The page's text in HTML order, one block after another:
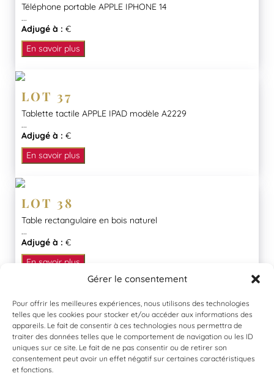
Gérer le consentement
Pour offrir les meilleures expériences, nous utilisons des technologies
telles que les cookies pour stocker et/ou accéder aux informations des
appareils. Le fait de consentir à ces technologies nous permettra de
traiter des données telles que le comportement de navigation ou les ID
uniques sur ce site. Le fait de ne pas consentir ou de retirer son
consentement peut avoir un effet négatif sur certaines caractéristiques
et fonctions.
Téléphone portable APPLE IPHONE 14
...
Adjugé à : €
En savoir plus
LOT 37
Tablette tactile APPLE IPAD modèle A2229
...
Adjugé à : €
En savoir plus
LOT 38
Table rectangulaire en bois naturel
...
Adjugé à : €
En savoir plus